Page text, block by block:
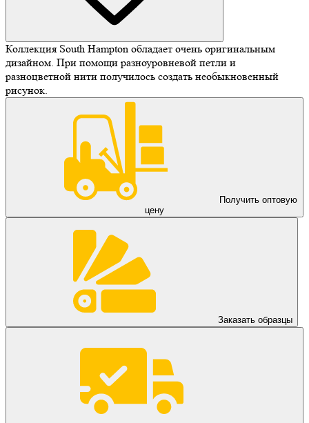
Коллекция South Hampton обладает очень оригинальным
дизайном. При помощи разноуровневой петли и
разноцветной нити получилось создать необыкновенный
рисунок.
Получить оптовую
цену
Заказать образцы